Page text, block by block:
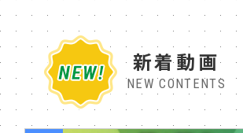
新着動画
NEW CONTENTS